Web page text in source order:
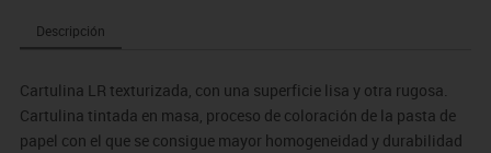
Descripción
Cartulina LR texturizada, con una superficie lisa y otra rugosa.
Cartulina tintada en masa, proceso de coloración de la pasta de
papel con el que se consigue mayor homogeneidad y durabilidad